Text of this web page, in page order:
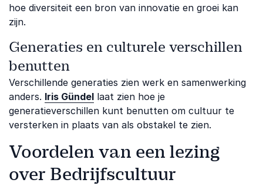
hoe diversiteit een bron van innovatie en groei kan
zijn.
Generaties en culturele verschillen
benutten
Verschillende generaties zien werk en samenwerking
anders. Iris Gündel laat zien hoe je
generatieverschillen kunt benutten om cultuur te
versterken in plaats van als obstakel te zien.
Voordelen van een lezing
over Bedrijfscultuur